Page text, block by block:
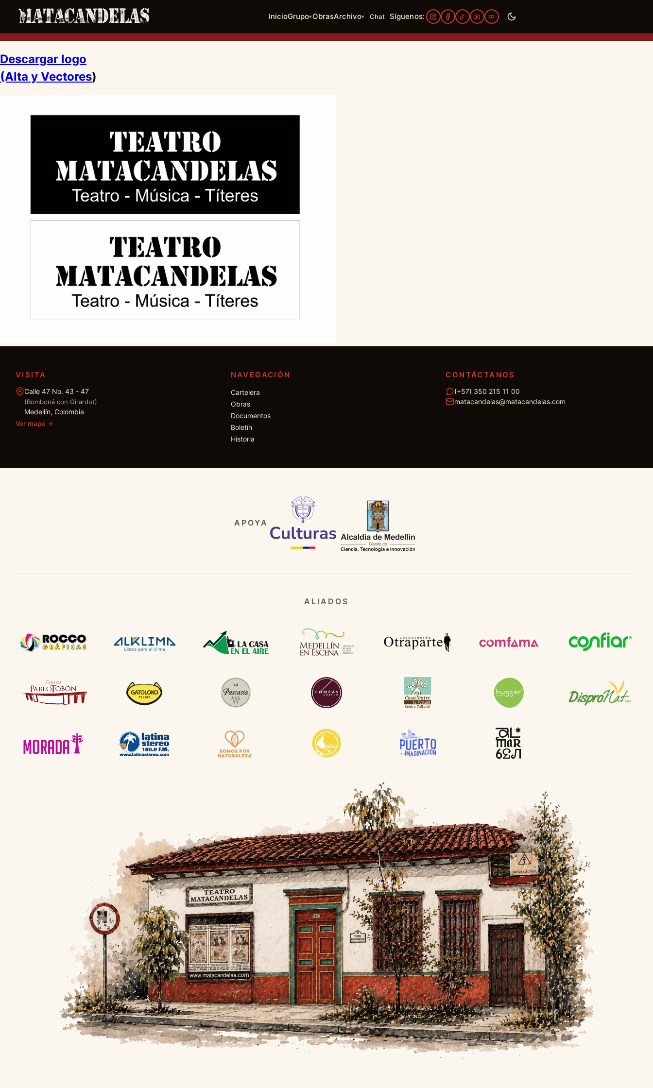
InicioGrupo▾ObrasArchivo▾ Chat Síguenos:
Descargar logo
(Alta y Vectores)
VISITA
Calle 47 No. 43 - 47
(Bomboná con Girardot)
Medellín, Colombia
Ver mapa →
NAVEGACIÓN
Cartelera
Obras
Documentos
Boletín
Historia
CONTÁCTANOS
(+57) 350 215 11 00
matacandelas@matacandelas.com
APOYA
ALIADOS